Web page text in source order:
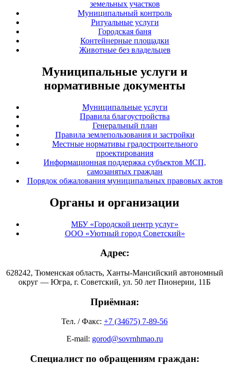
земельных участков
Муниципальный контроль
Ритуальные услуги
Городская баня
Контейнерные площадки
Животные без владельцев
Муниципальные услуги и
нормативные документы
Муниципальные услуги
Правила благоустройства
Генеральный план
Правила землепользования и застройки
Местные нормативы градостроительного
проектирования
Информационная поддержка субъектов МСП,
самозанятых граждан
Порядок обжалования муниципальных правовых актов
Органы и организации
МБУ «Городской центр услуг»
ООО «Уютный город Советский»
Адрес:
628242, Тюменская область, Ханты-Мансийский автономный
округ — Югра, г. Советский, ул. 50 лет Пионерии, 11Б
Приёмная:
Тел. / Факс: +7 (34675) 7-89-56
E-mail: gorod@sovrnhmao.ru
Специалист по обращениям граждан: